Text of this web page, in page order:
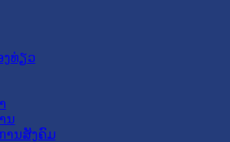
ທ່ຽວ
ນ
ານສັງຄົມ